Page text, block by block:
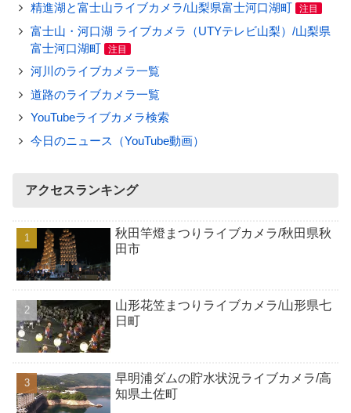
精進湖と富士山ライブカメラ/山梨県富士河口湖町 注目
富士山・河口湖 ライブカメラ（UTYテレビ山梨）/山梨県
富士河口湖町
注目
河川のライブカメラ一覧
道路のライブカメラ一覧
YouTubeライブカメラ検索
今日のニュース（YouTube動画）
アクセスランキング
秋田竿燈まつりライブカメラ/秋田県秋
田市
山形花笠まつりライブカメラ/山形県七
日町
早明浦ダムの貯水状況ライブカメラ/高
知県土佐町